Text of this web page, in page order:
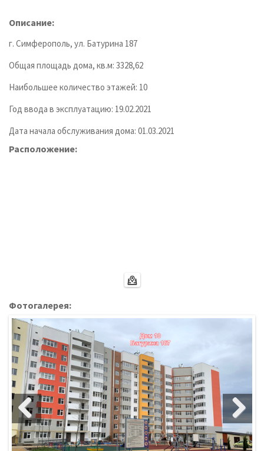
Описание:
г. Симферополь, ул. Батурина 187
Общая площадь дома, кв.м: 3328,62
Наибольшее количество этажей: 10
Год ввода в эксплуатацию: 19.02.2021
Дата начала обслуживания дома: 01.03.2021
Расположение:
Фотогалерея: